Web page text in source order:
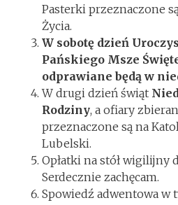
Pasterki przeznaczone
Życia.
W sobotę dzień
Pańskiego Msze
odprawiane będą w
W drugi dzień świąt
Rodziny, a ofiary
przeznaczone są na
Lubelski.
Opłatki na stół wigilijny
Serdecznie zachęcam.
Spowiedź adwentowa w